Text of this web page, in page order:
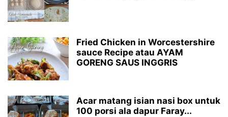
Fried Chicken in Worcestershire
sauce Recipe atau AYAM
GORENG SAUS INGGRIS
Acar matang isian nasi box untuk
100 porsi ala dapur Faray...